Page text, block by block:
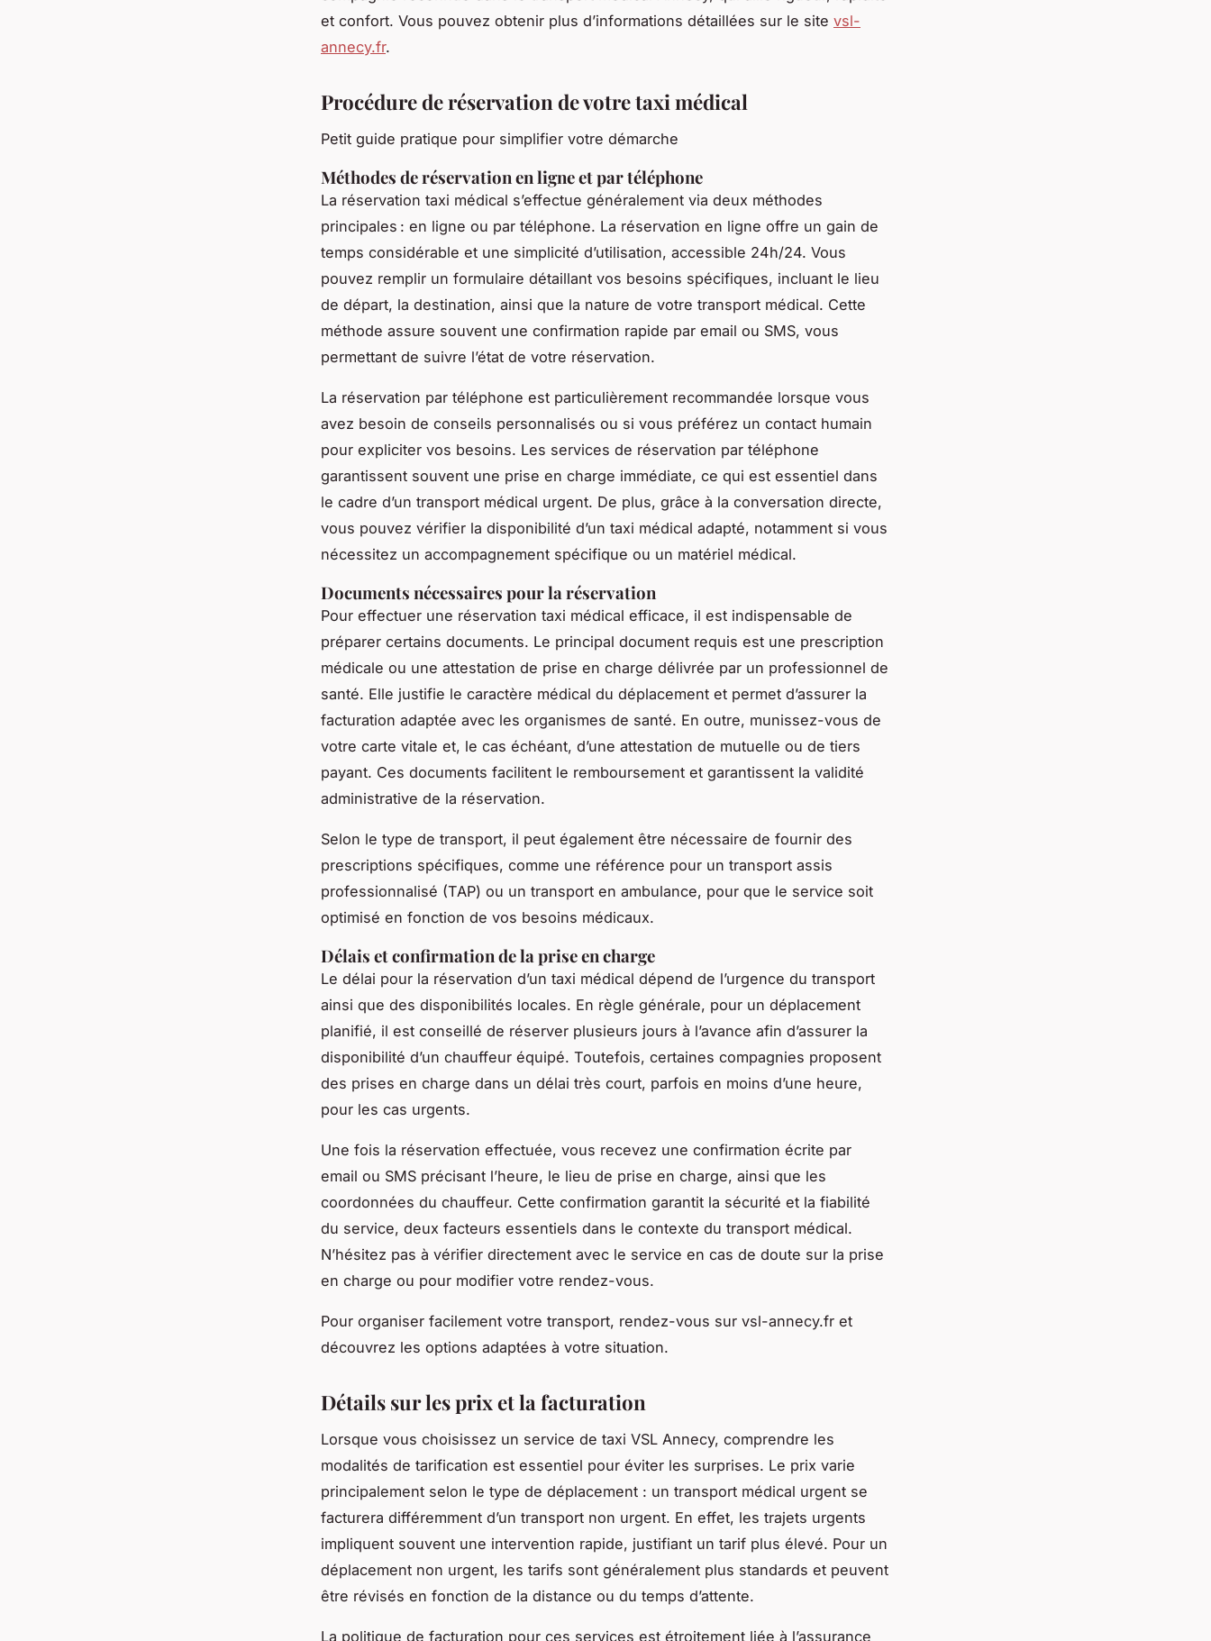
et confort. Vous pouvez obtenir plus d’informations détaillées sur le site vsl-
annecy.fr.
Procédure de réservation de votre taxi médical
Petit guide pratique pour simplifier votre démarche
Méthodes de réservation en ligne et par téléphone
La réservation taxi médical s’effectue généralement via deux méthodes
principales : en ligne ou par téléphone. La réservation en ligne offre un gain de
temps considérable et une simplicité d’utilisation, accessible 24h/24. Vous
pouvez remplir un formulaire détaillant vos besoins spécifiques, incluant le lieu
de départ, la destination, ainsi que la nature de votre transport médical. Cette
méthode assure souvent une confirmation rapide par email ou SMS, vous
permettant de suivre l’état de votre réservation.
La réservation par téléphone est particulièrement recommandée lorsque vous
avez besoin de conseils personnalisés ou si vous préférez un contact humain
pour expliciter vos besoins. Les services de réservation par téléphone
garantissent souvent une prise en charge immédiate, ce qui est essentiel dans
le cadre d’un transport médical urgent. De plus, grâce à la conversation directe,
vous pouvez vérifier la disponibilité d’un taxi médical adapté, notamment si vous
nécessitez un accompagnement spécifique ou un matériel médical.
Documents nécessaires pour la réservation
Pour effectuer une réservation taxi médical efficace, il est indispensable de
préparer certains documents. Le principal document requis est une prescription
médicale ou une attestation de prise en charge délivrée par un professionnel de
santé. Elle justifie le caractère médical du déplacement et permet d’assurer la
facturation adaptée avec les organismes de santé. En outre, munissez-vous de
votre carte vitale et, le cas échéant, d’une attestation de mutuelle ou de tiers
payant. Ces documents facilitent le remboursement et garantissent la validité
administrative de la réservation.
Selon le type de transport, il peut également être nécessaire de fournir des
prescriptions spécifiques, comme une référence pour un transport assis
professionnalisé (TAP) ou un transport en ambulance, pour que le service soit
optimisé en fonction de vos besoins médicaux.
Délais et confirmation de la prise en charge
Le délai pour la réservation d’un taxi médical dépend de l’urgence du transport
ainsi que des disponibilités locales. En règle générale, pour un déplacement
planifié, il est conseillé de réserver plusieurs jours à l’avance afin d’assurer la
disponibilité d’un chauffeur équipé. Toutefois, certaines compagnies proposent
des prises en charge dans un délai très court, parfois en moins d’une heure,
pour les cas urgents.
Une fois la réservation effectuée, vous recevez une confirmation écrite par
email ou SMS précisant l’heure, le lieu de prise en charge, ainsi que les
coordonnées du chauffeur. Cette confirmation garantit la sécurité et la fiabilité
du service, deux facteurs essentiels dans le contexte du transport médical.
N’hésitez pas à vérifier directement avec le service en cas de doute sur la prise
en charge ou pour modifier votre rendez-vous.
Pour organiser facilement votre transport, rendez-vous sur vsl-annecy.fr et
découvrez les options adaptées à votre situation.
Détails sur les prix et la facturation
Lorsque vous choisissez un service de taxi VSL Annecy, comprendre les
modalités de tarification est essentiel pour éviter les surprises. Le prix varie
principalement selon le type de déplacement : un transport médical urgent se
facturera différemment d’un transport non urgent. En effet, les trajets urgents
impliquent souvent une intervention rapide, justifiant un tarif plus élevé. Pour un
déplacement non urgent, les tarifs sont généralement plus standards et peuvent
être révisés en fonction de la distance ou du temps d’attente.
La politique de facturation pour ces services est étroitement liée à l’assurance